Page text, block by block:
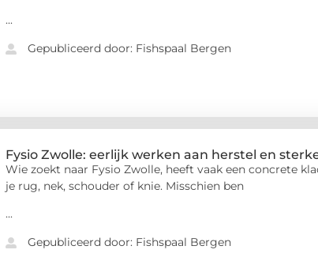
...
Gepubliceerd door: Fishspaal Bergen
Fysio Zwolle: eerlijk werken aan herstel en
Wie zoekt naar Fysio Zwolle, heeft vaak een concrete
je rug, nek, schouder of knie. Misschien ben
...
Gepubliceerd door: Fishspaal Bergen